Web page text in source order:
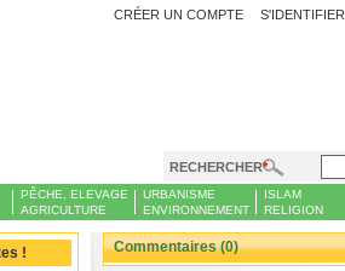
CRÉER UN COMPTE S'IDENTIFIER
RECHERCHER
PÊCHE, ELEVAGE
AGRICULTURE
URBANISME
ENVIRONNEMENT
ISLAM
RELIGION
!
Commentaires (0)